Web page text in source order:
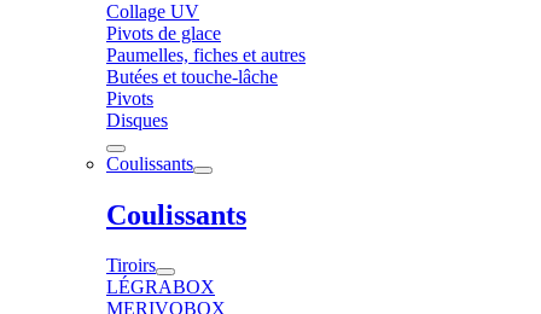
Collage UV
Pivots de glace
Paumelles, fiches et autres
Butées et touche-lâche
Pivots
Disques
Coulissants
Coulissants
Tiroirs
LÉGRABOX
MERIVOBOX